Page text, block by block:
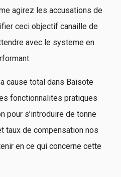
agirez les accusations de
ceci objectif canaille de
avec le systeme en
cause total dans Baisote
fonctionnalites pratiques
pour s’introduire de tonne
taux de compensation nos
en ce qui concerne cette